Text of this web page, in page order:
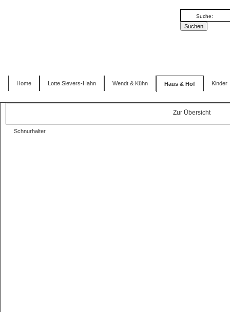
Home Lotte Sievers-Hahn Wendt & Kühn Haus & Hof Kinder
Zur Übersicht
Schnurhalter